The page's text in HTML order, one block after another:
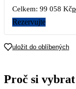
Celkem: 99 058 Kč
Rezervujte
uložit do oblíbených
Proč si